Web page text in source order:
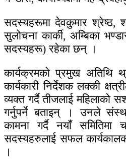
सदस्यहरूमा देवकुमार श्रेष्ठ,
सुलोचना कार्की, अम्बिका
सदस्यहरू) रहेका छन् ।
कार्यक्रमकाे प्रमुख अतिथि
कार्यकारी निर्देशक लक्की
व्यक्त गर्दै तीजलाई महिलाको
गर्नुपर्ने बताइन् । उनले
कामना गर्दै नयाँ समितिमा
सदस्यहरुलाई सफल
।